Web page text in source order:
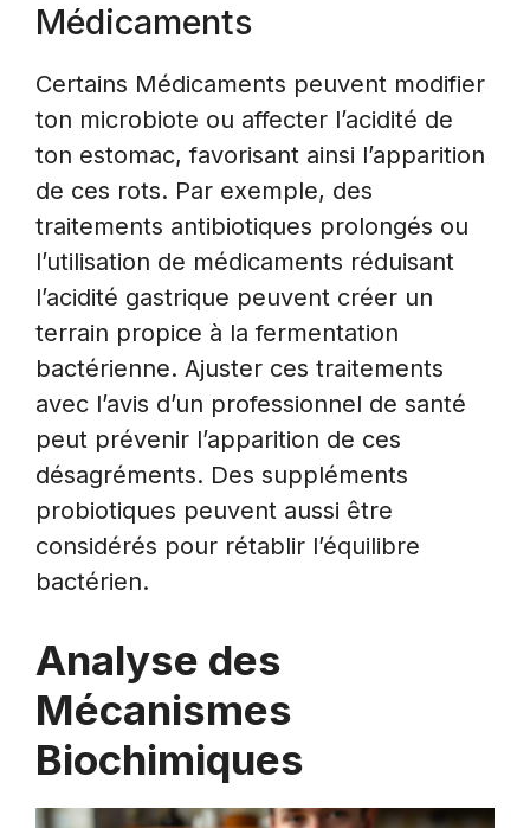
Médicaments
Certains Médicaments peuvent modifier
ton microbiote ou affecter l’acidité de
ton estomac, favorisant ainsi l’apparition
de ces rots. Par exemple, des
traitements antibiotiques prolongés ou
l’utilisation de médicaments réduisant
l’acidité gastrique peuvent créer un
terrain propice à la fermentation
bactérienne. Ajuster ces traitements
avec l’avis d’un professionnel de santé
peut prévenir l’apparition de ces
désagréments. Des suppléments
probiotiques peuvent aussi être
considérés pour rétablir l’équilibre
bactérien.
Analyse des
Mécanismes
Biochimiques